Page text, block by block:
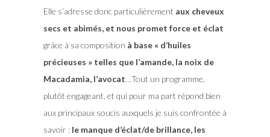
Elle s’adresse donc particulièrement aux cheveux
secs et abimés, et nous promet force et éclat
grâce à sa composition à base « d’huiles
précieuses » telles que l’amande, la noix de
Macadamia, l’avocat…Tout un programme,
plutôt engageant, et qui pour ma part répond bien
aux principaux soucis auxquels je suis confrontée à
savoir :le manque d’éclat/de brillance, les